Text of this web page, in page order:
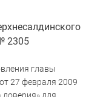
2305
главы
27 февраля 2009